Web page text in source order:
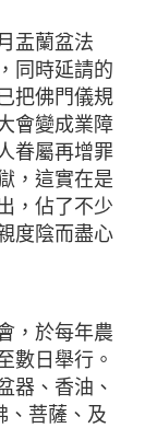
盂蘭盆法
同時延請的
把佛門儀規
會變成業障
眷屬再增罪
，這實在是
，佔了不少
度陰而盡心
，於每年農
數日舉行。
器、香油、
、菩薩、及